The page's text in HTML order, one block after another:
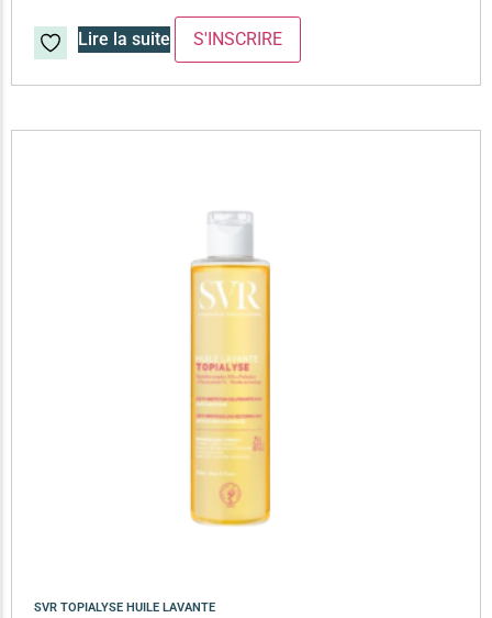
SVR TOPIALYSE HUILE LAVANTE
Lire la suite